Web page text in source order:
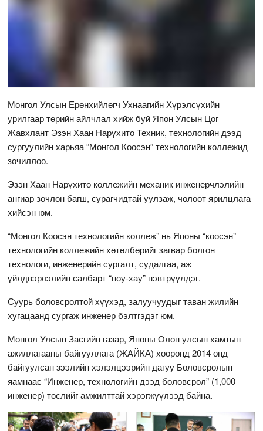
Монгол Улсын Ерөнхийлөгч Ухнаагийн Хүрэлсүхийн
урилгаар төрийн айлчлал хийж буй Япон Улсын Цог
Жавхлант Эзэн Хаан Нарүхито Техник, технологийн дээд
сургуулийн харьяа “Монгол Коосэн” технологийн коллежид
зочиллоо.
Эзэн Хаан Нарүхито коллежийн механик инженерчлэлийн
ангиар зочлон багш, сурагчидтай уулзаж, чөлөөт ярилцлага
хийсэн юм.
“Монгол Коосэн технологийн коллеж” нь Японы “коосэн”
технологийн коллежийн хөтөлбөрийг загвар болгон
технологи, инженерийн сургалт, судалгаа, аж
үйлдвэрлэлийн салбарт “ноу-хау” нэвтрүүлдэг.
Суурь боловсролтой хүүхэд, залуучуудыг таван жилийн
хугацаанд сургаж инженер бэлтгэдэг юм.
Монгол Улсын Засгийн газар, Японы Олон улсын хамтын
ажиллагааны байгууллага (ЖАЙКА) хооронд 2014 онд
байгуулсан зээлийн хэлэлцээрийн дагуу Боловсролын
яамнаас “Инженер, технологийн дээд боловсрол” (1,000
инженер) төслийг амжилттай хэрэгжүүлээд байна.